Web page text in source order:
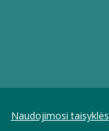
Naudojimosi taisyklės